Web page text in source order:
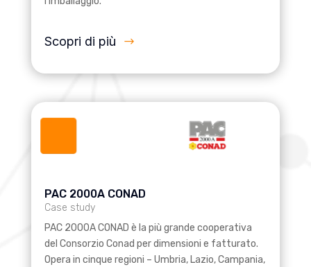
Scopri di più
PAC 2000A CONAD
Case study
PAC 2000A CONAD è la più grande cooperativa
del Consorzio Conad per dimensioni e fatturato.
Opera in cinque regioni – Umbria, Lazio, Campania,